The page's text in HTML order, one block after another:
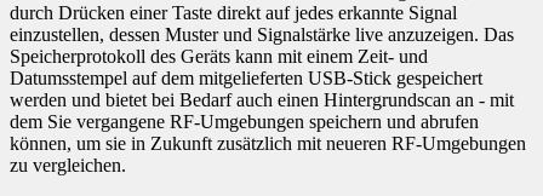
durch Drücken einer Taste direkt auf jedes erkannte Signal
einzustellen, dessen Muster und Signalstärke live anzuzeigen. Das
Speicherprotokoll des Geräts kann mit einem Zeit- und
Datumsstempel auf dem mitgelieferten USB-Stick gespeichert
werden und bietet bei Bedarf auch einen Hintergrundscan an - mit
dem Sie vergangene RF-Umgebungen speichern und abrufen
können, um sie in Zukunft zusätzlich mit neueren RF-Umgebungen
zu vergleichen.